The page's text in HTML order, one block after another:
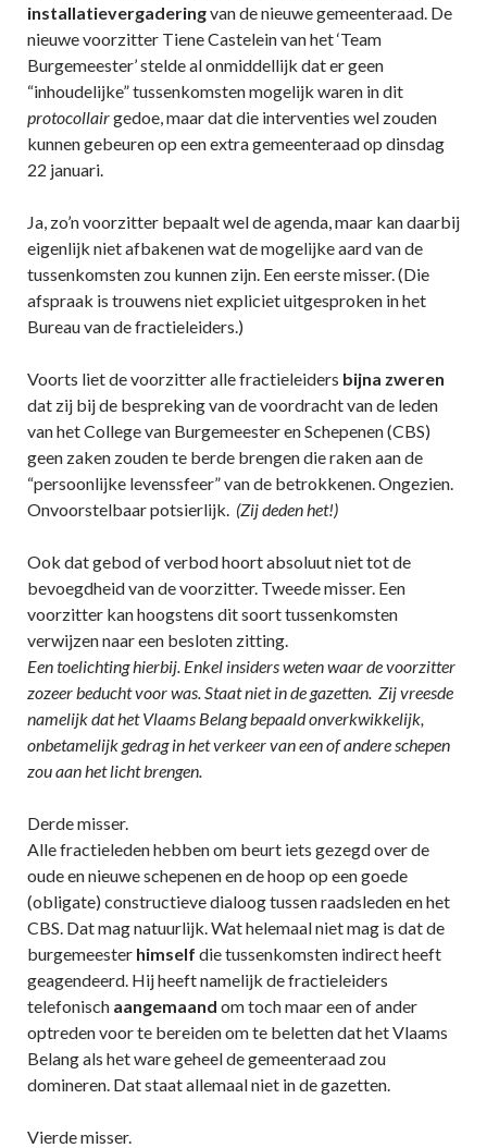
installatievergaderingvan de nieuwe gemeenteraad. De
nieuwe voorzitter Tiene Castelein van het ‘Team
Burgemeester’ stelde al onmiddellijk dat er geen
“inhoudelijke” tussenkomsten mogelijk waren in dit
protocollairgedoe, maar dat die interventies wel zouden
kunnen gebeuren op een extra gemeenteraad op dinsdag
22 januari.
Ja, zo’n voorzitter bepaalt wel de agenda, maar kan daarbij
eigenlijk niet afbakenen wat de mogelijke aard van de
tussenkomsten zou kunnen zijn. Een eerste misser. (Die
afspraak is trouwens niet expliciet uitgesproken in het
Bureau van de fractieleiders.)
Voorts liet de voorzitter alle fractieleiders bijna zweren
dat zij bij de bespreking van de voordracht van de leden
van het College van Burgemeester en Schepenen (CBS)
geen zaken zouden te berde brengen die raken aan de
“persoonlijke levenssfeer” van de betrokkenen. Ongezien.
Onvoorstelbaar potsierlijk. (Zij deden het!)
Ook dat gebod of verbod hoort absoluut niet tot de
bevoegdheid van de voorzitter. Tweede misser. Een
voorzitter kan hoogstens dit soort tussenkomsten
verwijzen naar een besloten zitting.
Een toelichting hierbij. Enkel insiders weten waar de voorzitter
zozeer beducht voor was. Staat niet in de gazetten. Zij vreesde
namelijk dat het Vlaams Belang bepaald onverkwikkelijk,
onbetamelijk gedrag in het verkeer van een of andere schepen
zou aan het licht brengen.
Derde misser.
Alle fractieleden hebben om beurt iets gezegd over de
oude en nieuwe schepenen en de hoop op een goede
(obligate) constructieve dialoog tussen raadsleden en het
CBS. Dat mag natuurlijk. Wat helemaal niet mag is dat de
burgemeester himself die tussenkomsten indirect heeft
geagendeerd. Hij heeft namelijk de fractieleiders
telefonisch aangemaand om toch maar een of ander
optreden voor te bereiden om te beletten dat het Vlaams
Belang als het ware geheel de gemeenteraad zou
domineren. Dat staat allemaal niet in de gazetten.
Vierde misser.